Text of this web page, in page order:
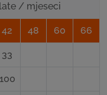
/ mjeseci
42 48 60 66
33
100